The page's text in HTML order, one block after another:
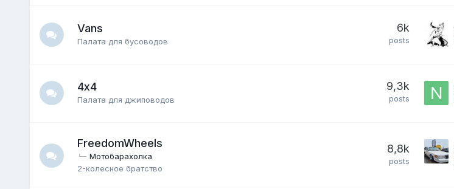
Vans
Палата для бусоводов
6k
posts
4х4
Палата для джиповодов
9,3k
posts
FreedomWheels
Мотобарахолка
2-колесное братство
8,8k
posts